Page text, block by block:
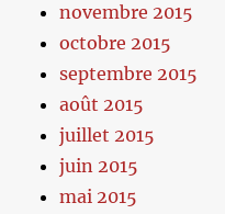
novembre 2015
octobre 2015
septembre 2015
août 2015
juillet 2015
juin 2015
mai 2015